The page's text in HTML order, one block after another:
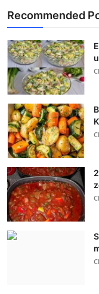
Recommended